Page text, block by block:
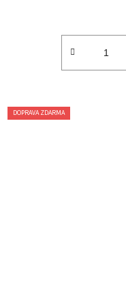
DOPRAVA ZDARMA